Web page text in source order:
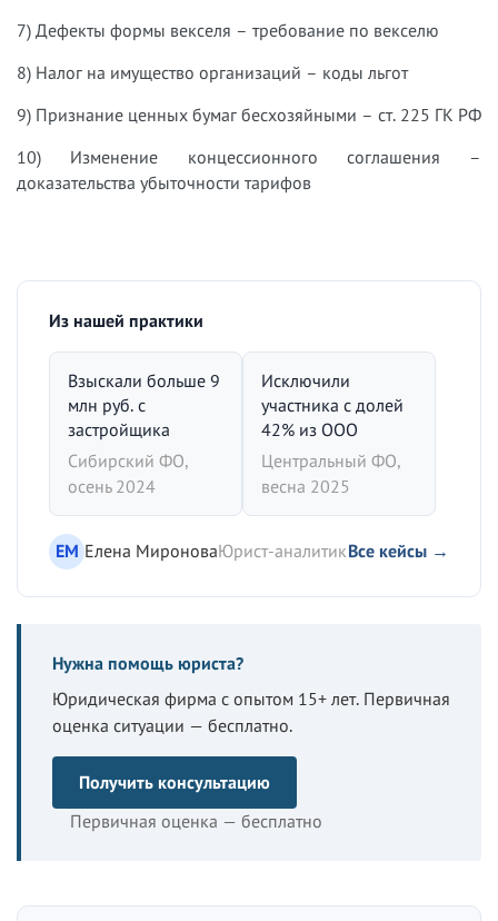
7) Дефекты формы векселя – требование по векселю
8) Налог на имущество организаций – коды льгот
9) Признание ценных бумаг бесхозяйными – ст. 225 ГК РФ
10) Изменение концессионного соглашения –
доказательства убыточности тарифов
Из нашей практики
Взыскали больше 9
млн руб. с
застройщика
Сибирский ФО,
осень 2024
Исключили
участника с долей
42% из ООО
Центральный ФО,
весна 2025
ЕМ Елена МироноваЮрист-аналитикВсе кейсы →
Нужна помощь юриста?
Юридическая фирма с опытом 15+ лет. Первичная
оценка ситуации — бесплатно.
Получить консультацию
Первичная оценка — бесплатно